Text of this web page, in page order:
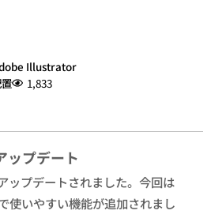
Illustrator
1,833
プデート
プデートされました。今回は
使いやすい機能が追加されまし